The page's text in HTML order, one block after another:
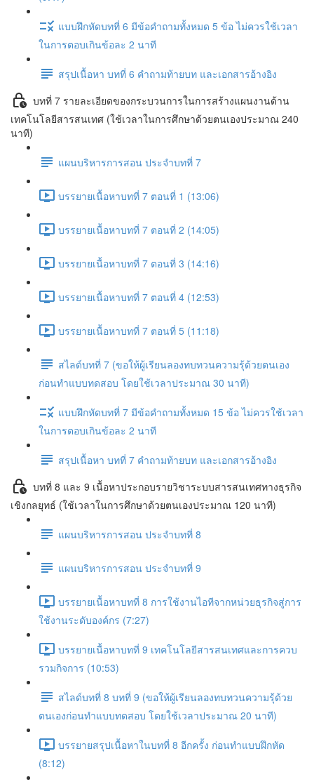
แบบฝึกหัดบทที่ 6 มีข้อคำถามทั้งหมด 5 ข้อ ไม่ควรใช้เวลา
ในการตอบเกินข้อละ 2 นาที
สรุปเนื้อหา บทที่ 6 คำถามท้ายบท และเอกสารอ้างอิง
บทที่ 7 รายละเอียดของกระบวนการในการสร้างแผนงานด้าน
เทคโนโลยีสารสนเทศ (ใช้เวลาในการศึกษาด้วยตนเองประมาณ 240
นาที)
แผนบริหารการสอน ประจำบทที่ 7
บรรยายเนื้อหาบทที่ 7 ตอนที่ 1 (13:06)
บรรยายเนื้อหาบทที่ 7 ตอนที่ 2 (14:05)
บรรยายเนื้อหาบทที่ 7 ตอนที่ 3 (14:16)
บรรยายเนื้อหาบทที่ 7 ตอนที่ 4 (12:53)
บรรยายเนื้อหาบทที่ 7 ตอนที่ 5 (11:18)
สไลด์บทที่ 7 (ขอให้ผู้เรียนลองทบทวนความรุ้ด้วยตนเอง
ก่อนทำแบบทดสอบ โดยใช้เวลาประมาณ 30 นาที)
แบบฝึกหัดบทที่ 7 มีข้อคำถามทั้งหมด 15 ข้อ ไม่ควรใช้เวลา
ในการตอบเกินข้อละ 2 นาที
สรุปเนื้อหา บทที่ 7 คำถามท้ายบท และเอกสารอ้างอิง
บทที่ 8 และ 9 เนื้อหาประกอบรายวิชาระบบสารสนเทศทางธุรกิจ
เชิงกลยุทธ์ (ใช้เวลาในการศึกษาด้วยตนเองประมาณ 120 นาที)
แผนบริหารการสอน ประจำบทที่ 8
แผนบริหารการสอน ประจำบทที่ 9
บรรยายเนื้อหาบทที่ 8 การใช้งานไอทีจากหน่วยธุรกิจสู่การ
ใช้งานระดับองค์กร (7:27)
บรรยายเนื้อหาบทที่ 9 เทคโนโลยีสารสนเทศและการควบ
รวมกิจการ (10:53)
สไลด์บทที่ 8 บทที่ 9 (ขอให้ผู้เรียนลองทบทวนความรุ้ด้วย
ตนเองก่อนทำแบบทดสอบ โดยใช้เวลาประมาณ 20 นาที)
บรรยายสรุปเนื้อหาในบทที่ 8 อีกครั้ง ก่อนทำแบบฝึกหัด
(8:12)